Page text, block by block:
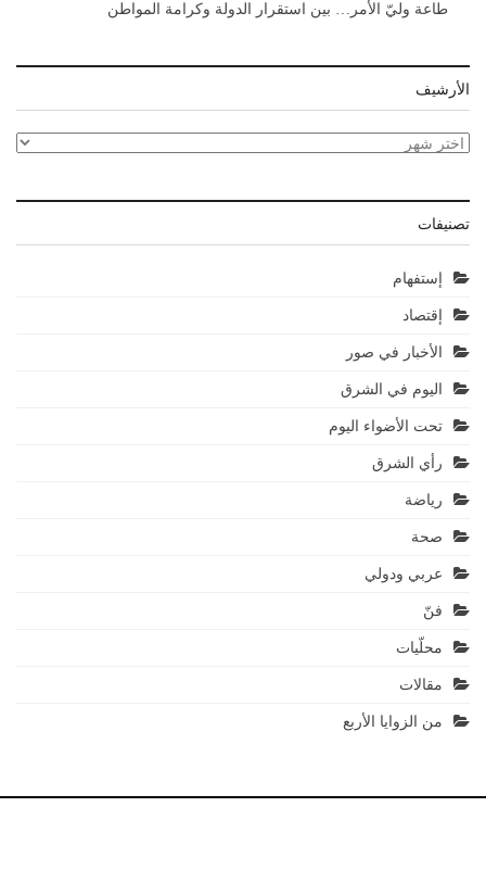
طاعة وليّ الأمر… بين استقرار الدولة وكرامة المواطن
الأرشيف
الأرشيف
تصنيفات
إستفهام
إقتصاد
الأخبار في صور
اليوم في الشرق
تحت الأضواء اليوم
رأي الشرق
رياضة
صحة
عربي ودولي
فنّ
محلّيات
مقالات
من الزوايا الأربع